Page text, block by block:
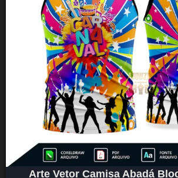
Arte Vetor Camisa Abadá